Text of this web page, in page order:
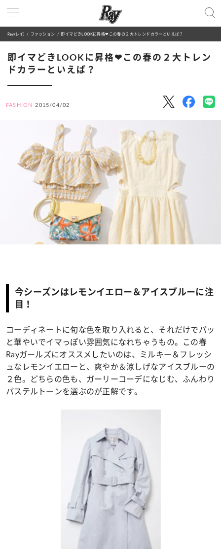
Ray(レイ) ファッション 即イマどきLOOKに昇格❤この春の２大トレンドカラーといえば？
即イマどきLOOKに昇格❤この春の２大トレン
ドカラーといえば？
FASHION 2015/04/02
今シーズンはレモンイエロー＆アイスブルーに注
目！
コーディネートに旬な色を取り入れると、それだけでパッ
と華やいでイマっぽい雰囲気になれちゃうもの。この春
Rayガールズにオススメしたいのは、ミルキー＆フレッシ
ュなレモンイエローと、爽やか＆涼しげなアイスブルーの
２色。どちらの色も、ガーリーコーデになじむ、ふんわり
パステルトーンを選ぶのが正解です。